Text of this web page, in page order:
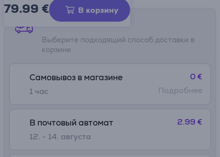
79.99 € В корзину
Способы доставки
Выберите подходящий способ доставки в
корзине
Самовывоз в магазине
1 час
0 €
Подробнее
В почтовый автомат
12. - 14. августа
2.99 €